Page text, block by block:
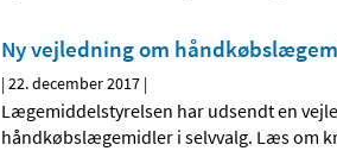
Ny vejledning om
|22. december 2017 |
Lægemiddelstyrelsen har udsendt en
håndkøbslægemidler i selvvalg. Læs om